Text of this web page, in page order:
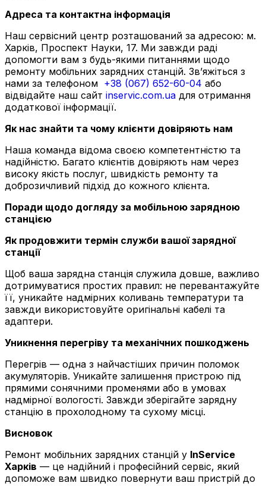
Адреса та контактна інформація
Наш сервісний центр розташований за адресою: м.
Харків, Проспект Науки, 17. Ми завжди раді
допомогти вам з будь-якими питаннями щодо
ремонту мобільних зарядних станцій. Зв’яжіться з
нами за телефоном +38 (067) 652-60-04 або
відвідайте наш сайт inservic.com.ua для отримання
додаткової інформації.
Як нас знайти та чому клієнти довіряють нам
Наша команда відома своєю компетентністю та
надійністю. Багато клієнтів довіряють нам через
високу якість послуг, швидкість ремонту та
доброзичливий підхід до кожного клієнта.
Поради щодо догляду за мобільною зарядною
станцією
Як продовжити термін служби вашої зарядної
станції
Щоб ваша зарядна станція служила довше, важливо
дотримуватися простих правил: не перевантажуйте
її, уникайте надмірних коливань температури та
завжди використовуйте оригінальні кабелі та
адаптери.
Уникнення перегріву та механічних пошкоджень
Перегрів — одна з найчастіших причин поломок
акумуляторів. Уникайте залишення пристрою під
прямими сонячними променями або в умовах
надмірної вологості. Завжди зберігайте зарядну
станцію в прохолодному та сухому місці.
Висновок
Ремонт мобільних зарядних станцій у InService
Харків — це надійний і професійний сервіс, який
допоможе вам швидко повернути ваш пристрій до